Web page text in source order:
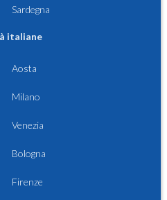
Sardegna
italiane
Aosta
Milano
Venezia
Bologna
Firenze